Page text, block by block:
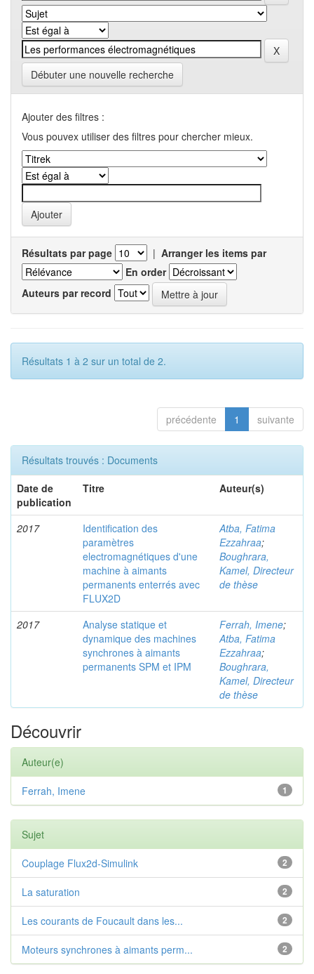
Débuter une nouvelle recherche
Ajouter des filtres :
Vous pouvex utiliser des filtres pour chercher mieux.
Résultats par page | Arranger les items par
En order
Auteurs par record
Résultats 1 à 2 sur un total de 2.
précédente 1 suivante
Résultats trouvés : Documents
Date de
publication
Titre Auteur(s)
2017
Identification des
paramètres
electromagnétiques d'une
machine à aimants
permanents enterrés avec
FLUX2D
Atba, Fatima
Ezzahraa;
Boughrara,
Kamel, Directeur
de thèse
2017
Analyse statique et
dynamique des machines
synchrones à aimants
permanents SPM et IPM
Ferrah, Imene;
Atba, Fatima
Ezzahraa;
Boughrara,
Kamel, Directeur
de thèse
Découvrir
Auteur(e)
1
Ferrah, Imene
Sujet
2
Couplage Flux2d-Simulink
2
La saturation
2
Les courants de Foucault dans les...
2
Moteurs synchrones à aimants perm...